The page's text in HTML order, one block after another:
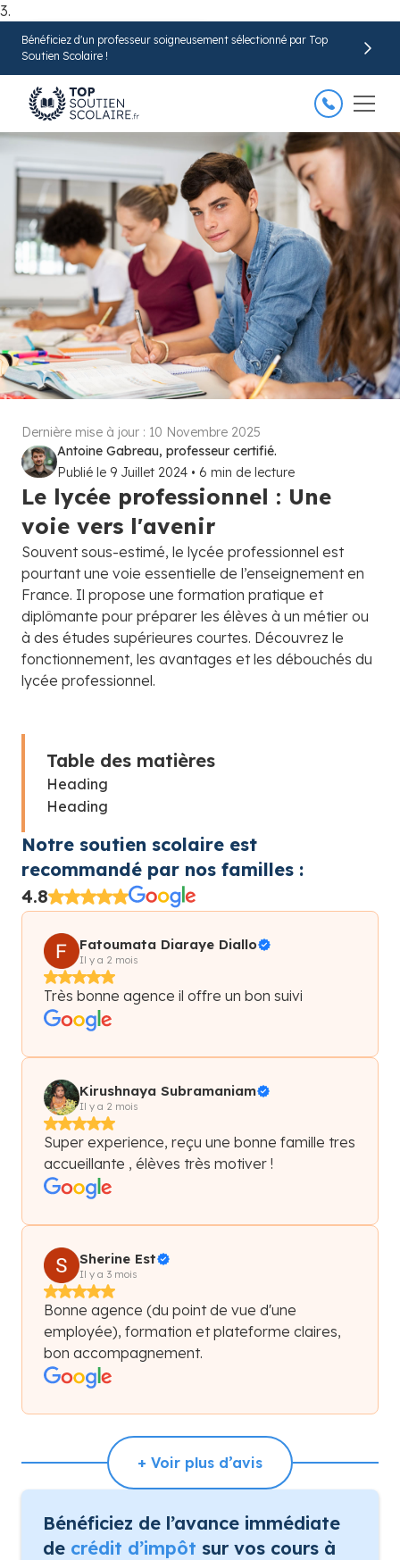
3.
Trouver mon professeur
Bénéficiez d'un professeur soigneusement sélectionné par Top
Soutien Scolaire !
Dernière mise à jour : 10 Novembre 2025
Antoine Gabreau, professeur certifié.
Publié le 9 Juillet 2024 • 6 min de lecture
Le lycée professionnel : Une
voie vers l'avenir
Souvent sous-estimé, le lycée professionnel est
pourtant une voie essentielle de l’enseignement en
France. Il propose une formation pratique et
diplômante pour préparer les élèves à un métier ou
à des études supérieures courtes. Découvrez le
fonctionnement, les avantages et les débouchés du
lycée professionnel.
Table des matières
Heading
Heading
Notre soutien scolaire est
recommandé par nos familles :
4.8
Fatoumata Diaraye Diallo
Il y a 2 mois
Très bonne agence il offre un bon suivi
Kirushnaya Subramaniam
Il y a 2 mois
Super experience, reçu une bonne famille tres
accueillante , élèves très motiver !
Sherine Est
Il y a 3 mois
Bonne agence (du point de vue d'une
employée), formation et plateforme claires,
bon accompagnement.
+ Voir plus d’avis
Bénéficiez de l’avance immédiate
de crédit d’impôt sur vos cours à